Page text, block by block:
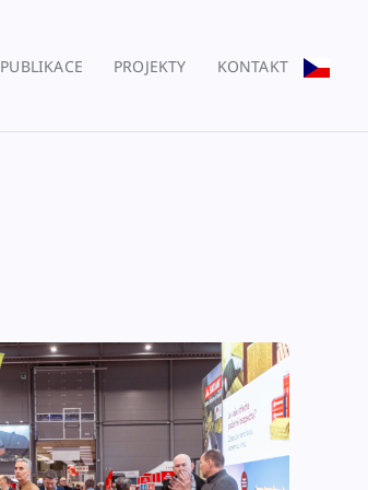
PUBLIKACE PROJEKTY KONTAKT